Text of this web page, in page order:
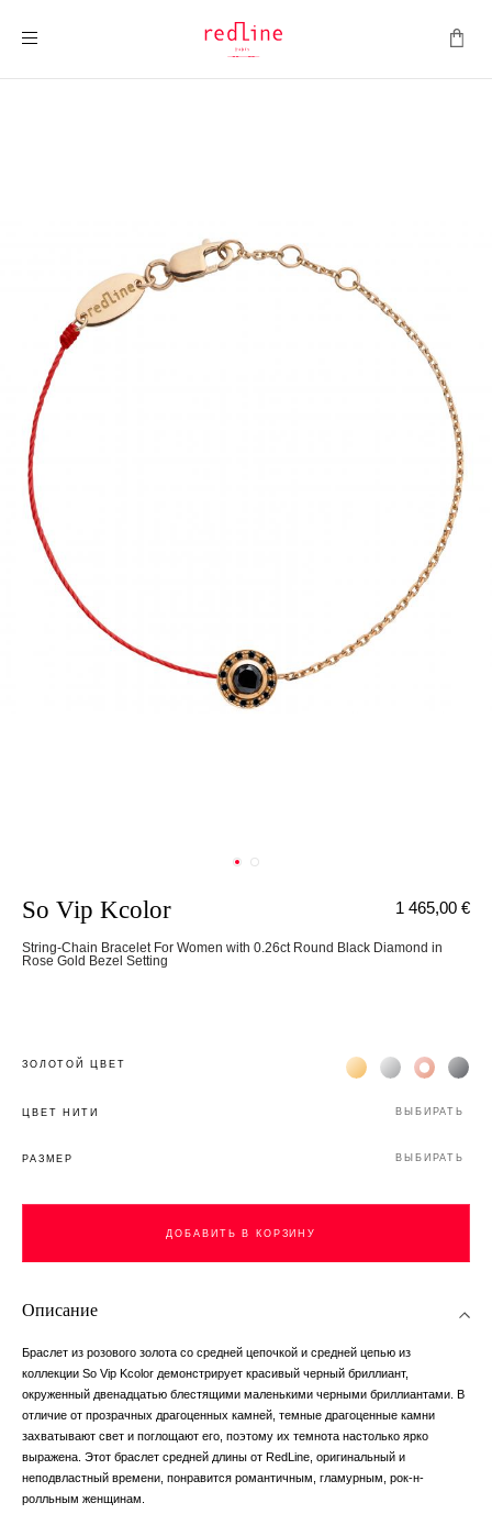
So Vip Kcolor
String-Chain Bracelet For Women with 0.26ct Round Black Diamond in
Rose Gold Bezel Setting
1 465,00 €
ЗОЛОТОЙ ЦВЕТ Жёлтое золото 18К
Белое золото
Розовое
ЦВЕТ НИТИ ВЫБИРАТЬ
РАЗМЕР ВЫБИРАТЬ
ДОБАВИТЬ В КОРЗИНУ
Описание
Браслет из розового золота со средней цепочкой и средней цепью из
коллекции So Vip Kcolor демонстрирует красивый черный бриллиант,
окруженный двенадцатью блестящими маленькими черными бриллиантами. В
отличие от прозрачных драгоценных камней, темные драгоценные камни
захватывают свет и поглощают его, поэтому их темнота настолько ярко
выражена. Этот браслет средней длины от RedLine, оригинальный и
неподвластный времени, понравится романтичным, гламурным, рок-н-
ролльным женщинам.